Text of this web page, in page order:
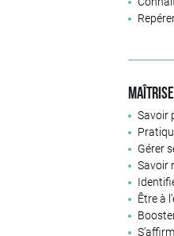
Savoir
Gérer
Savoir
Être à